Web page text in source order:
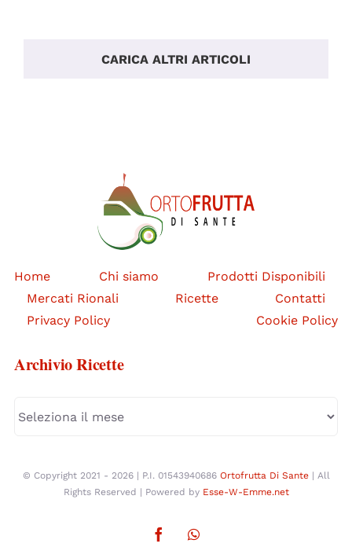
CARICA ALTRI ARTICOLI
Home Chi siamo
Prodotti Disponibili
Mercati Rionali
Ricette
Contatti
Privacy Policy
Cookie Policy
Archivio Ricette
© Copyright 2021 - 2026 | P.I. 01543940686 Ortofrutta Di Sante| All
Rights Reserved | Powered by Esse-W-Emme.net